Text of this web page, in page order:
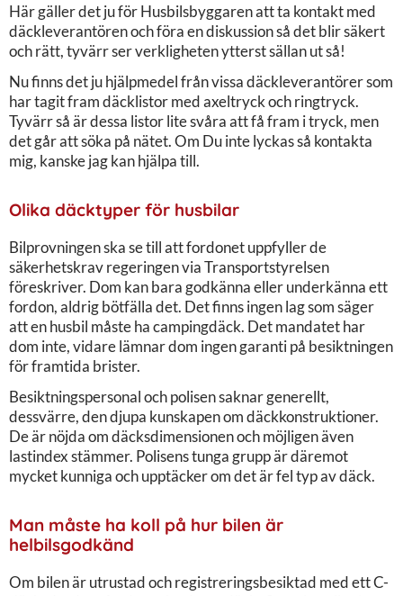
Här gäller det ju för Husbilsbyggaren att ta kontakt med
däckleverantören och föra en diskussion så det blir säkert
och rätt, tyvärr ser verkligheten ytterst sällan ut så!
Nu finns det ju hjälpmedel från vissa däckleverantörer som
har tagit fram däcklistor med axeltryck och ringtryck.
Tyvärr så är dessa listor lite svåra att få fram i tryck, men
det går att söka på nätet. Om Du inte lyckas så kontakta
mig, kanske jag kan hjälpa till.
Olika däcktyper för husbilar
Bilprovningen ska se till att fordonet uppfyller de
säkerhetskrav regeringen via Transportstyrelsen
föreskriver. Dom kan bara godkänna eller underkänna ett
fordon, aldrig bötfälla det. Det finns ingen lag som säger
att en husbil måste ha campingdäck. Det mandatet har
dom inte, vidare lämnar dom ingen garanti på besiktningen
för framtida brister.
Besiktningspersonal och polisen saknar generellt,
dessvärre, den djupa kunskapen om däckkonstruktioner.
De är nöjda om däcksdimensionen och möjligen även
lastindex stämmer. Polisens tunga grupp är däremot
mycket kunniga och upptäcker om det är fel typ av däck.
Man måste ha koll på hur bilen är
helbilsgodkänd
Om bilen är utrustad och registreringsbesiktad med ett C-